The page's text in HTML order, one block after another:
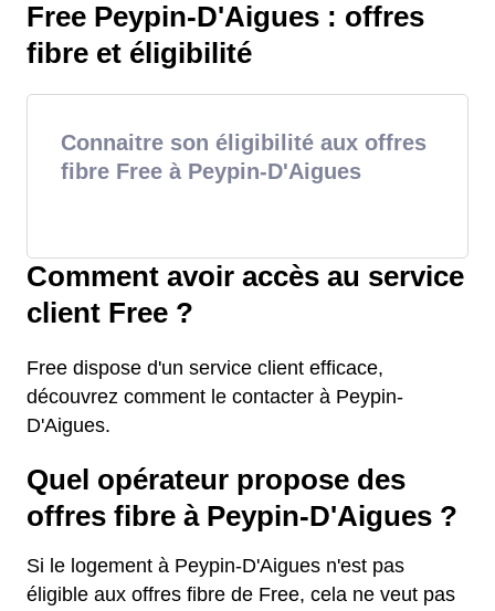
Free Peypin-D'Aigues : offres
fibre et éligibilité
Connaitre son éligibilité aux offres
fibre Free à Peypin-D'Aigues
Comment avoir accès au service
client Free ?
Free dispose d'un service client efficace,
découvrez comment le contacter à Peypin-
D'Aigues.
Quel opérateur propose des
offres fibre à Peypin-D'Aigues ?
Si le logement à Peypin-D'Aigues n'est pas
éligible aux offres fibre de Free, cela ne veut pas